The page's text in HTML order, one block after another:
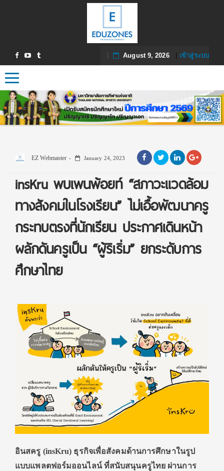
August 9, 2026| เข้าสู่ระบบ
Toggle navigation
EZ Webmaster January 24, 2023
insKru พบเพนพ้อยท์ “สภาวะแวดล้อม
ทางสังคมในโรงเรียน” ไม่เอื้อพัฒนาครู
กระทบตรงที่นักเรียน ประกาศเดินหน้า
ผลักดันครูเป็น “ผู้ริเริ่ม” ยกระดับการ
ศึกษาไทย
อินสครู (insKru) ธุรกิจเพื่อสังคมด้านการศึกษาในรูป
แบบแพลตฟอร์มออนไลน์ ที่สนับสนุนครูไทย ผ่านการ